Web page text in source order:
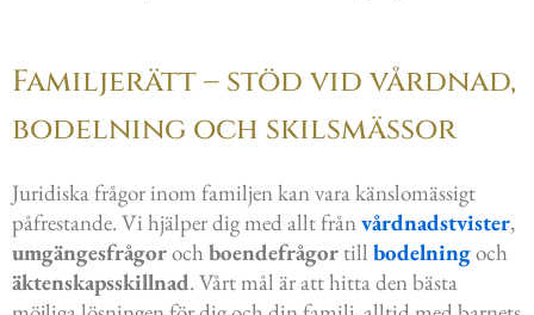
Familjerätt – stöd vid vårdnad,
bodelning och skilsmässor
Juridiska frågor inom familjen kan vara känslomässigt
påfrestande. Vi hjälper dig med allt frånvårdnadstvister,
umgängesfrågoroch boendefrågor till bodelningoch
äktenskapsskillnad. Vårt mål är att hitta den bästa